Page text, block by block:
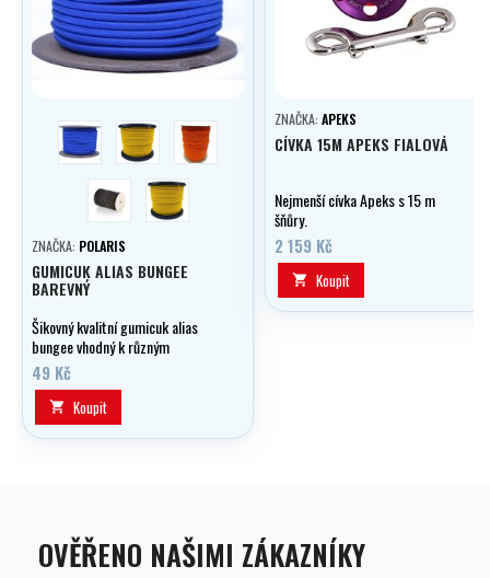
modrá žlutá Oranžová
černá žlutá
ZNAČKA: POLARIS
GUMICUK ALIAS BUNGEE
BAREVNÝ
Šikovný kvalitní gumicuk alias
bungee vhodný k různým
potápěčským úvazkům.
49 Kč
 Koupit
ZNAČKA: APEKS
CÍVKA 15M APEKS FIALOVÁ
Nejmenší cívka Apeks s 15 m
šňůry.
2 159 Kč
 Koupit
OVĚŘENO NAŠIMI ZÁKAZNÍKY